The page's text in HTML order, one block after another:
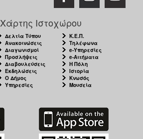
Χάρτης Ιστοχώρου
Δελτία Τύπου
Ανακοινώσεις
Διαγωνισμοί
Προσλήψεις
Διαβουλεύσεις
Εκδηλώσεις
Ο Δήμος
Υπηρεσίες
Κ.Ε.Π.
Τηλέφωνα
e-Υπηρεσίες
e-Αιτήματα
Η Πόλη
Ιστορία
Κνωσός
Μουσεία